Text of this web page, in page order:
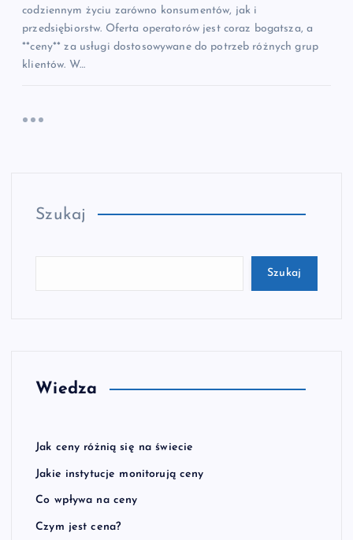
codziennym życiu zarówno konsumentów, jak i
przedsiębiorstw. Oferta operatorów jest coraz bogatsza, a
**ceny** za usługi dostosowywane do potrzeb różnych grup
klientów. W…
Szukaj
Szukaj
Wiedza
Jak ceny różnią się na świecie
Jakie instytucje monitorują ceny
Co wpływa na ceny
Czym jest cena?